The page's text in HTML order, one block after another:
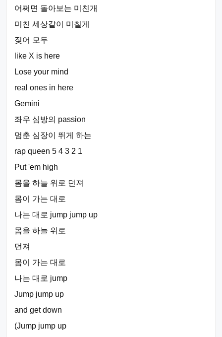
어쩌면 돌아보는 미친개
미친 세상같이 미칠게
짖어 모두
like X is here
Lose your mind
real ones in here
Gemini
좌우 심방의 passion
멈춘 심장이 뛰게 하는
rap queen 5 4 3 2 1
Put 'em high
몸을 하늘 위로 던져
몸이 가는 대로
나는 대로 jump jump up
몸을 하늘 위로
던져
몸이 가는 대로
나는 대로 jump
Jump jump up
and get down
(Jump jump up